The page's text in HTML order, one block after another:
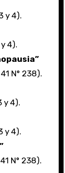
y 4).
4).
N° 238).
y 4).
y 4).
N° 238).